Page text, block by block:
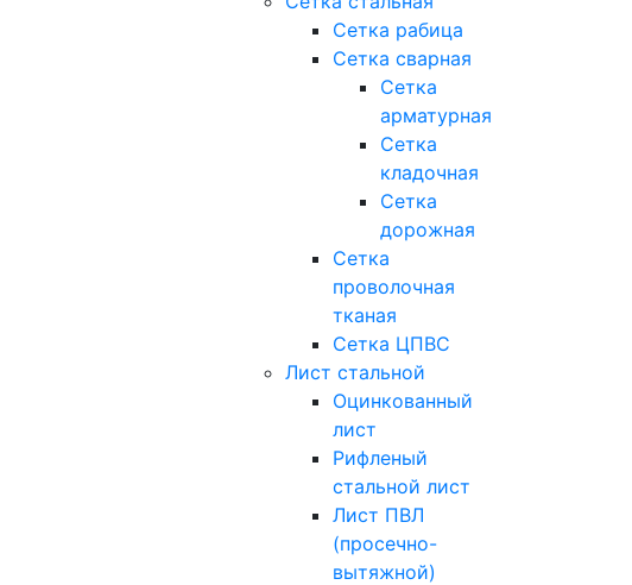
Сетка рабица
Сетка сварная
Сетка
арматурная
Сетка
кладочная
Сетка
дорожная
Сетка
проволочная
тканая
Сетка ЦПВС
Лист стальной
Оцинкованный
лист
Рифленый
стальной лист
Лист ПВЛ
(просечно-
вытяжной)